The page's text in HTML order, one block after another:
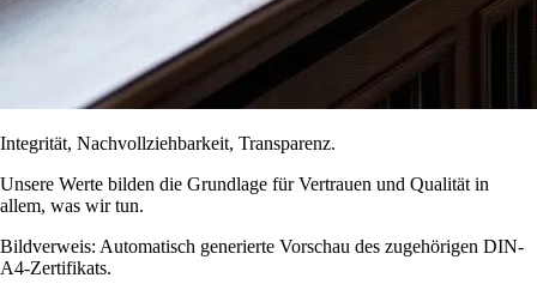
Integrität, Nachvollziehbarkeit, Transparenz.
Unsere Werte bilden die Grundlage für Vertrauen und Qualität in
allem, was wir tun.
Bildverweis: Automatisch generierte Vorschau des zugehörigen DIN-
A4-Zertifikats.